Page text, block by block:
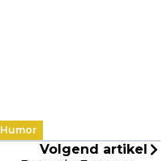
Humor
Volgend artikel